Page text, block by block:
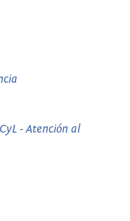
- Atención al